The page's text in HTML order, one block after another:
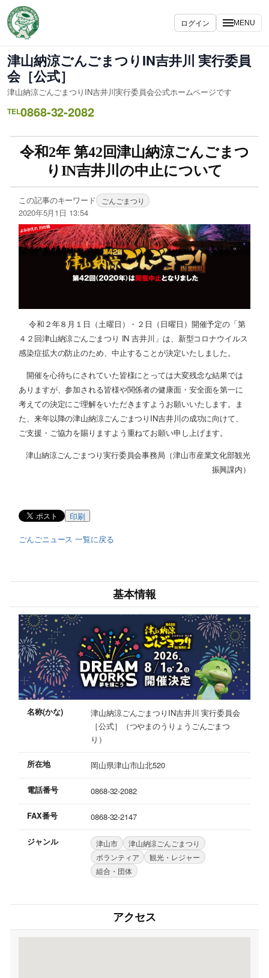
ログイン MENU
津山納涼ごんごまつりIN吉井川 実行委員
会［公式］
津山納涼ごんごまつりIN吉井川実行委員会公式ホームページです
TEL0868-32-2082
令和2年 第42回津山納涼ごんごまつ
りIN吉井川の中止について
この記事のキーワード ごんごまつり
2020年5月1日 13:54
令和２年８月１日（土曜日）・２日（日曜日）開催予定の「第
４２回津山納涼ごんごまつり IN 吉井川」は、新型コロナウイルス
感染症拡大の防止のため、中止することが決定いたしました。
開催を心待ちにされていた皆様にとっては大変残念な結果では
ありますが、参加される皆様や関係者の健康面・安全面を第一に
考えての決定にご理解をいただきますようお願いいたします。ま
た、来年以降の津山納涼ごんごまつりIN吉井川の成功に向けて、
ご支援・ご協力を賜りますよう重ねてお願い申し上げます。
津山納涼ごんごまつり実行委員会事務局（津山市産業文化部観光
振興課内）
印刷
ごんごニュース 一覧に戻る
基本情報
名称(かな)
津山納涼ごんごまつりIN吉井川 実行委員会
［公式］（つやまのうりょうごんごまつ
り）
所在地 岡山県津山市山北520
電話番号 0868-32-2082
FAX番号 0868-32-2147
ジャンル 津山市
津山納涼ごんごまつり
ボランティア
観光・レジャー
組合・団体
アクセス